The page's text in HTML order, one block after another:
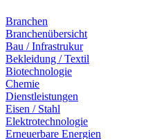
Branchen
Branchenübersicht
Bau / Infrastrukur
Bekleidung / Textil
Biotechnologie
Chemie
Dienstleistungen
Eisen / Stahl
Elektrotechnologie
Erneuerbare Energien